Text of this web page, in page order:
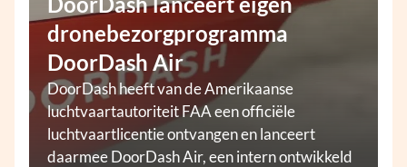
dronebezorgprogramma
DoorDash Air
DoorDash heeft van de Amerikaanse
luchtvaartautoriteit FAA een officiële
luchtvaartlicentie ontvangen en lanceert
daarmee DoorDash Air, een intern ontwikkeld